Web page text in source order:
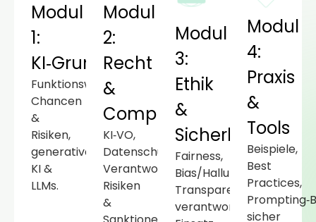
Modul
1:
KI‑Grundlagen
Funktionsweise,
Chancen
&
Risiken,
generative
KI &
LLMs.
Modul
2:
Recht
&
Compliance
KI‑VO,
Datenschutz,
Verantwortlichkeiten,
Risiken
&
Modul
3:
Ethik
&
Sicherheit
Fairness,
Bias/Halluzination,
Transparenz,
verantwortungsvoller
Modul
4:
Praxis
&
Tools
Beispiele,
Best
Practices,
sicher